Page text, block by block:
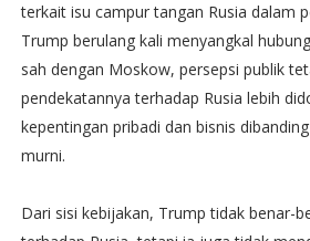
terkait isu campur tangan Rusia dalam
Trump berulang kali menyangkal
sah dengan Moskow, persepsi publik
pendekatannya terhadap Rusia lebih
kepentingan pribadi dan bisnis
murni.
Dari sisi kebijakan, Trump tidak benar-